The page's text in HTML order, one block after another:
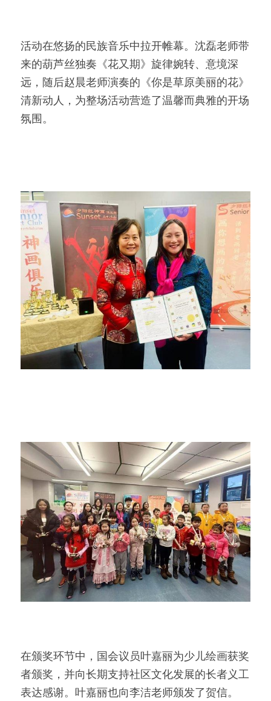
活动在悠扬的民族音乐中拉开帷幕。沈磊老师带
来的葫芦丝独奏《花又期》旋律婉转、意境深
远，随后赵晨老师演奏的《你是草原美丽的花》
清新动人，为整场活动营造了温馨而典雅的开场
氛围。
在颁奖环节中，国会议员叶嘉丽为少儿绘画获奖
者颁奖，并向长期支持社区文化发展的长者义工
表达感谢。叶嘉丽也向李洁老师颁发了贺信。